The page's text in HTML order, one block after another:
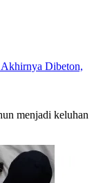
Akhirnya Dibeton,
menjadi keluhan